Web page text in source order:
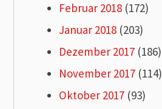
Februar 2018 (172)
Januar 2018 (203)
Dezember 2017 (186)
November 2017 (114)
Oktober 2017 (93)